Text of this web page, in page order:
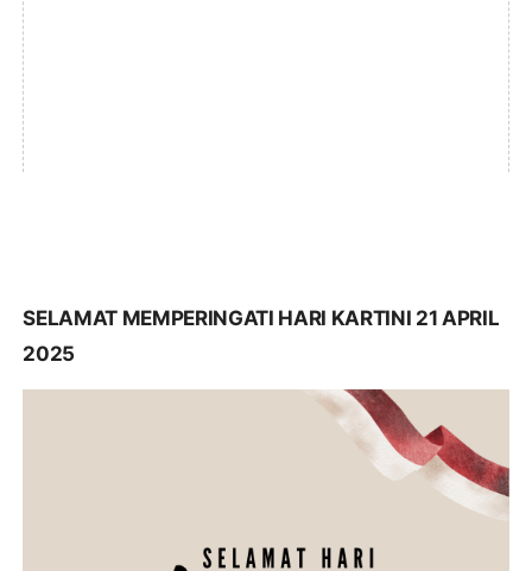
SELAMAT MEMPERINGATI HARI KARTINI 21 APRIL
2025